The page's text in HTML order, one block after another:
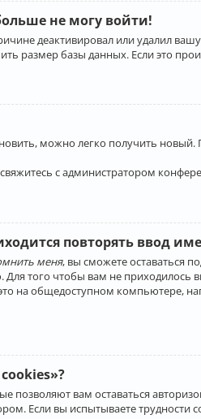
не могу войти!
деактивировал или удалил
базы данных. Если это
можно легко получить
с администратором
повторять ввод
меня, вы сможете оставаться
Для того чтобы вам не
на общедоступном компьютере,
позволяют вам оставаться
Если вы испытываете